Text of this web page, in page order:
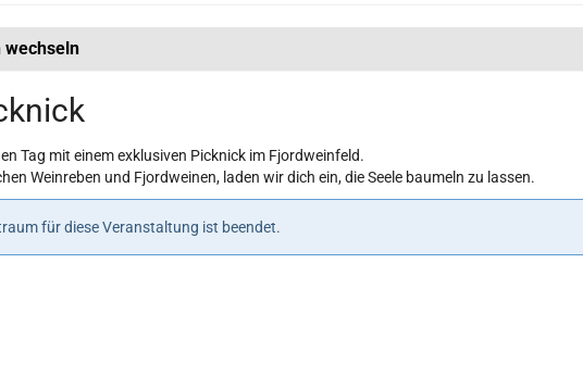
wechseln
Tag mit einem exklusiven Picknick im Fjordweinfeld.
Weinreben und Fjordweinen, laden wir dich ein, die Seele baumeln zu lassen.
für diese Veranstaltung ist beendet.